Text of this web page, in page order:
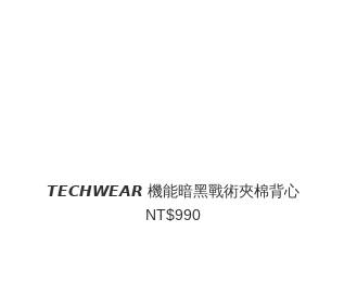
𝙏𝙀𝘾𝙃𝙒𝙀𝘼𝙍 機能暗黑戰術夾棉背心
NT$990